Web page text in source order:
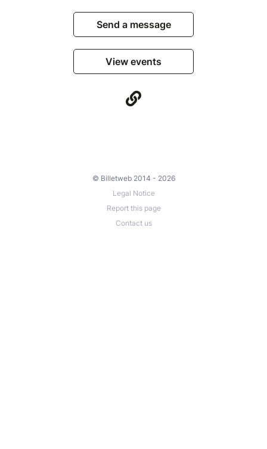
Send a message
View events
© Billetweb 2014 - 2026
Legal Notice
Report this page
Contact us